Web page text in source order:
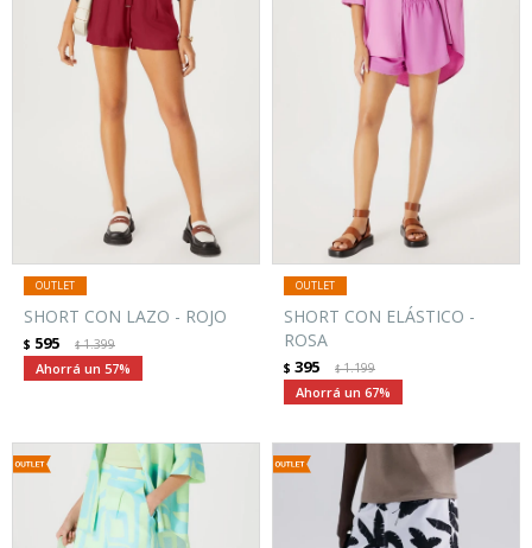
SHORT CON LAZO - ROJO
$ 595 $1.399
57
SHORT CON ELÁSTICO -
ROSA
$ 395 $1.199
67